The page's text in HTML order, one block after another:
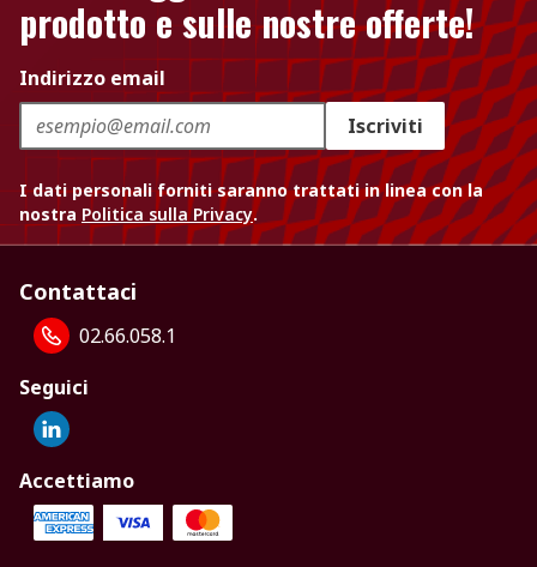
prodotto e sulle nostre offerte!
Indirizzo email
Iscriviti
I dati personali forniti saranno trattati in linea con la
nostra Politica sulla Privacy.
Contattaci
02.66.058.1
Seguici
Accettiamo